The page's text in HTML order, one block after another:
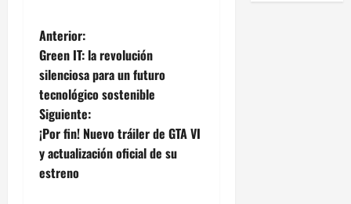
N
a
v
e
g
Anterior:
Green IT: la revolución
silenciosa para un futuro
tecnológico sostenible
Siguiente:
¡Por fin! Nuevo tráiler de GTA VI
y actualización oficial de su
estreno